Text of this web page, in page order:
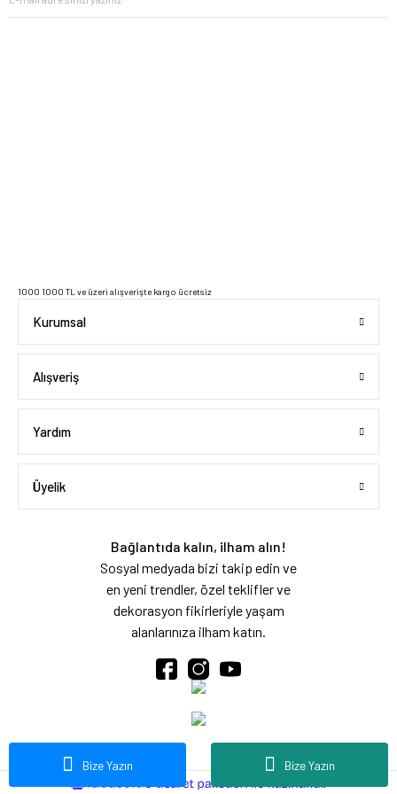
Bize Yazın Bize Yazın
1000 1000 TL ve üzeri alışverişte kargo ücretsiz
Kurumsal
Alışveriş
Yardım
Üyelik
Bağlantıda kalın, ilham alın!
Sosyal medyada bizi takip edin ve
en yeni trendler, özel teklifler ve
dekorasyon fikirleriyle yaşam
alanlarınıza ilham katın.